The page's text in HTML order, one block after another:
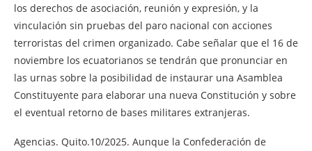
los derechos de asociación, reunión y expresión, y la
vinculación sin pruebas del paro nacional con acciones
terroristas del crimen organizado. Cabe señalar que el 16 de
noviembre los ecuatorianos se tendrán que pronunciar en
las urnas sobre la posibilidad de instaurar una Asamblea
Constituyente para elaborar una nueva Constitución y sobre
el eventual retorno de bases militares extranjeras.
Agencias. Quito.10/2025. Aunque la Confederación de